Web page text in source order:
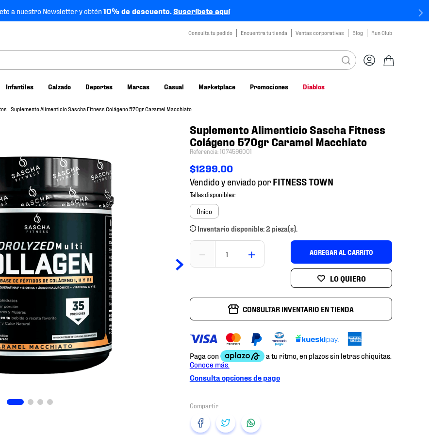
a nuestro Newsletter y obtén10% de descuento.Suscríbete aquí
Consulta tu pedido Encuentra tu tienda Ventas corporativas Blog Run Club
Infantiles Calzado Deportes Marcas Casual Marketplace Promociones Diablos
Suplemento Alimenticio Sascha Fitness Colágeno 570gr Caramel Macchiato
Suplemento Alimenticio Sascha Fitness
Colágeno 570gr Caramel Macchiato
Referencia:1074596001
$1299.00
Vendido y enviado por
Único
Inventario disponible: 2 pieza(s).
＋
－ AGREGAR AL CARRITO
CONSULTAR INVENTARIO EN TIENDA
Consulta opciones de pago